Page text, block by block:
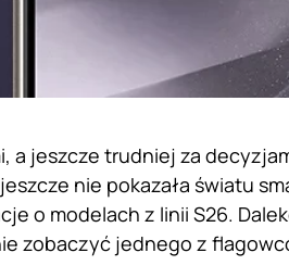
a jeszcze trudniej za
nie pokazała światu
o modelach z linii S26.
zobaczyć jednego z